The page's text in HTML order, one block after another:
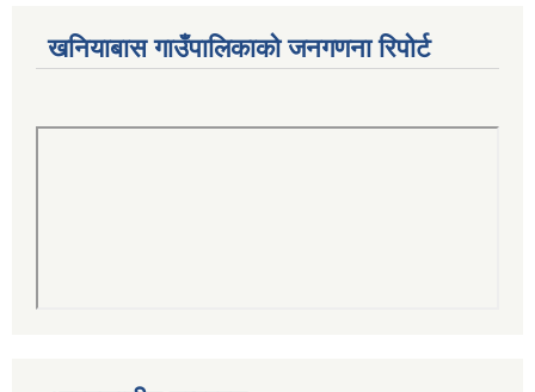
खनियाबास गाउँपालिकाको जनगणना रिपोर्ट